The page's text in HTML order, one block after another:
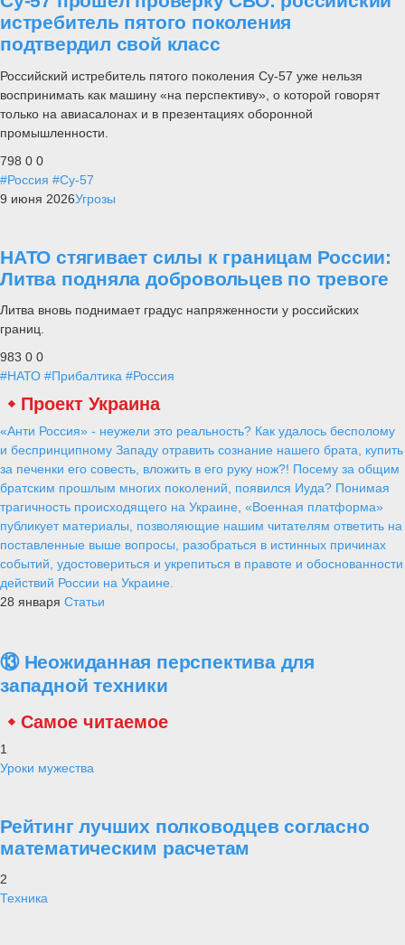
истребитель пятого поколения
подтвердил свой класс
Российский истребитель пятого поколения Су-57 уже нельзя
воспринимать как машину «на перспективу», о которой говорят
только на авиасалонах и в презентациях оборонной
промышленности.
798 0 0
#Россия #Су-57
9 июня 2026Угрозы
НАТО стягивает силы к границам России:
Литва подняла добровольцев по тревоге
Литва вновь поднимает градус напряженности у российских
границ.
983 0 0
#НАТО #Прибалтика #Россия
Проект Украина
«Анти Россия» - неужели это реальность? Как удалось бесполому
и беспринципному Западу отравить сознание нашего брата, купить
за печенки его совесть, вложить в его руку нож?! Посему за общим
братским прошлым многих поколений, появился Иуда? Понимая
трагичность происходящего на Украине, «Военная платформа»
публикует материалы, позволяющие нашим читателям ответить на
поставленные выше вопросы, разобраться в истинных причинах
событий, удостовериться и укрепиться в правоте и обоснованности
действий России на Украине.
28 января Статьи
⑬ Неожиданная перспектива для
западной техники
Самое читаемое
1
Уроки мужества
Рейтинг лучших полководцев согласно
математическим расчетам
2
Техника